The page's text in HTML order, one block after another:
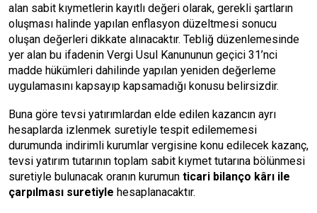
alan sabit kıymetlerin kayıtlı değeri olarak, gerekli şartların
oluşması halinde yapılan enflasyon düzeltmesi sonucu
oluşan değerleri dikkate alınacaktır. Tebliğ düzenlemesinde
yer alan bu ifadenin Vergi Usul Kanununun geçici 31’nci
madde hükümleri dahilinde yapılan yeniden değerleme
uygulamasını kapsayıp kapsamadığı konusu belirsizdir.
Buna göre tevsi yatırımlardan elde edilen kazancın ayrı
hesaplarda izlenmek suretiyle tespit edilememesi
durumunda indirimli kurumlar vergisine konu edilecek kazanç,
tevsi yatırım tutarının toplam sabit kıymet tutarına bölünmesi
suretiyle bulunacak oranın kurumun ticari bilanço kârı ile
çarpılması suretiyle hesaplanacaktır.